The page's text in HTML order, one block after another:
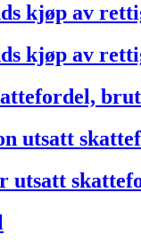
kjøp av
kjøp av
utsatt
utsatt